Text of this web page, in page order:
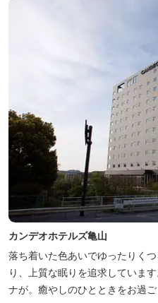
カンデオホテルズ亀山
落ち着いた色あいでゆったりく
り、上質な眠りを追求していま
ナが。癒やしのひとときをお過ご